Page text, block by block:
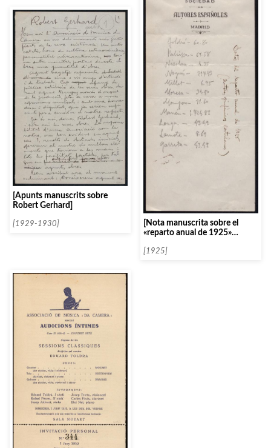
[Apunts manuscrits sobre
Robert Gerhard]
[1929-1930]
[Nota manuscrita sobre el
«reparto anual de 1925»
[1925]